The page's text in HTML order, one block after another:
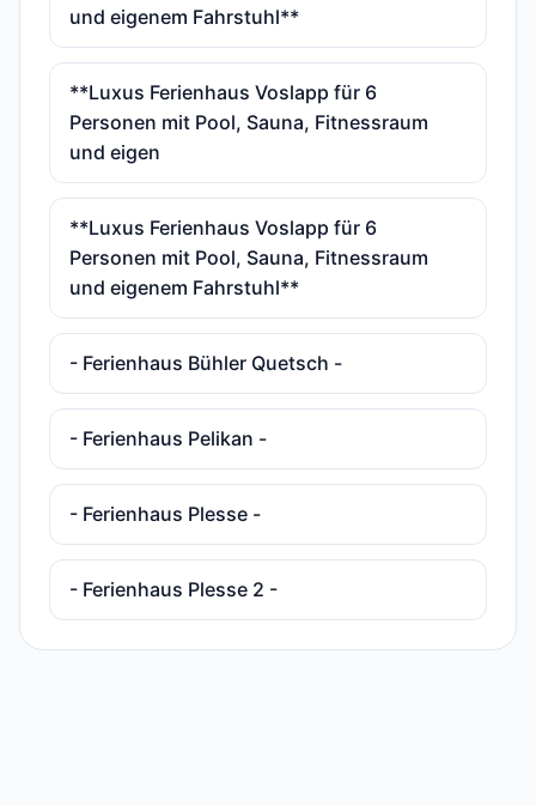
und eigenem Fahrstuhl**
**Luxus Ferienhaus Voslapp für 6
Personen mit Pool, Sauna, Fitnessraum
und eigen
**Luxus Ferienhaus Voslapp für 6
Personen mit Pool, Sauna, Fitnessraum
und eigenem Fahrstuhl**
- Ferienhaus Bühler Quetsch -
- Ferienhaus Pelikan -
- Ferienhaus Plesse -
- Ferienhaus Plesse 2 -